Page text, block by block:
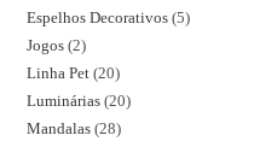
Espelhos Decorativos 5
Jogos 2
Linha Pet 20
Luminárias 20
Mandalas 28